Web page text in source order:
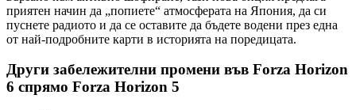
приятен начин да „попиете“ атмосферата на Япония, да си
пуснете радиото и да се оставите да бъдете водени през една
от най-подробните карти в историята на поредицата.
Други забележителни промени във Forza Horizon
6 спрямо Forza Horizon 5